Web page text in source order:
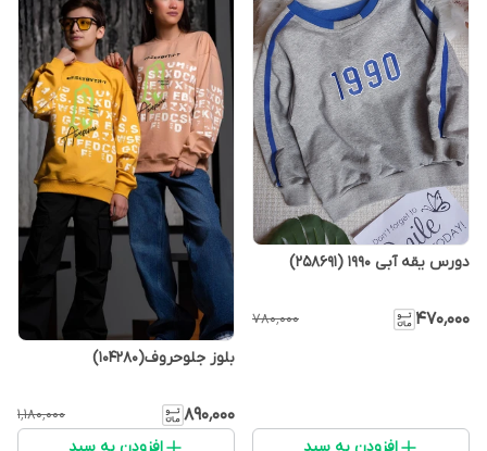
دورس یقه آبی 1990 (258691)
۴۷۰٬۰۰۰ ۷۸۰٬۰۰۰
بلوز جلوحروف(104280)
۸۹۰٬۰۰۰ ۱٬۱۸۰٬۰۰۰